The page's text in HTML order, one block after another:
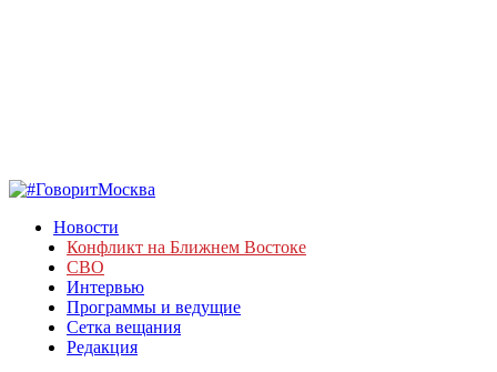
Новости
Конфликт на Ближнем Востоке
СВО
Интервью
Программы и ведущие
Сетка вещания
Редакция